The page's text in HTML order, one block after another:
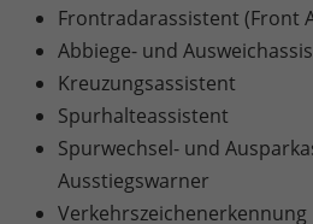
Frontradarassistent (Front
Abbiege- und
Kreuzungsassistent
Spurhalteassistent
Spurwechsel- und
Ausstiegswarner
Verkehrszeichenerkennung